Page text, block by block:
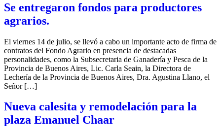
Se entregaron fondos para productores
agrarios.
El viernes 14 de julio, se llevó a cabo un importante acto de firma de
contratos del Fondo Agrario en presencia de destacadas
personalidades, como la Subsecretaria de Ganadería y Pesca de la
Provincia de Buenos Aires, Lic. Carla Seain, la Directora de
Lechería de la Provincia de Buenos Aires, Dra. Agustina Llano, el
Señor […]
Nueva calesita y remodelación para la
plaza Emanuel Chaar